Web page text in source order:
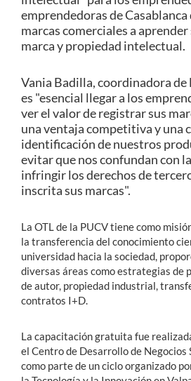
emprendedoras de
marcas comerciales a
marca ypropiedad intelectual.
Vania Badilla, coordinadora de
es "esencial llegar a los
ver el valor de registrar sus
una ventaja competitiva y una
identificación de nuestros
evitar que nos confundan con
infringir los derechos de
inscrita sus marcas".
La OTL de la PUCV tiene como
la transferencia del conocimiento
universidad hacia la sociedad,
diversas áreas como estrategias de
de autor, propiedad industrial,
contratos I+D.
La capacitación gratuita fue
el Centro de Desarrollo de Negocios
como parte de un ciclo organizado